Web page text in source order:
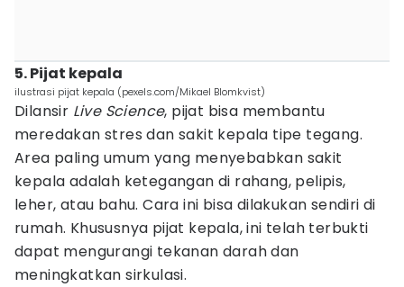
5. Pijat kepala
ilustrasi pijat kepala (pexels.com/Mikael Blomkvist)
Dilansir Live Science, pijat bisa membantu
meredakan stres dan sakit kepala tipe tegang.
Area paling umum yang menyebabkan sakit
kepala adalah ketegangan di rahang, pelipis,
leher, atau bahu. Cara ini bisa dilakukan sendiri di
rumah. Khususnya pijat kepala, ini telah terbukti
dapat mengurangi tekanan darah dan
meningkatkan sirkulasi.